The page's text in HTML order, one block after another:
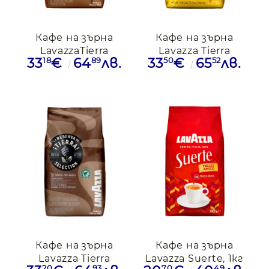
Кафе на зърна
LavazzaTierra
Brasil,1кг
3318€ 6489лв.
Кафе на зърна
Lavazza Tierra
Columbia, 1кг
3350€ 6552лв.
Кафе на зърна
Lavazza Tierra
Кафе на зърна
Lavazza Suerte, 1кг